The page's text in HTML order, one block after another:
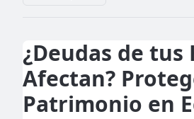
¿Deudas de tus
Afectan?
Patrimonio en